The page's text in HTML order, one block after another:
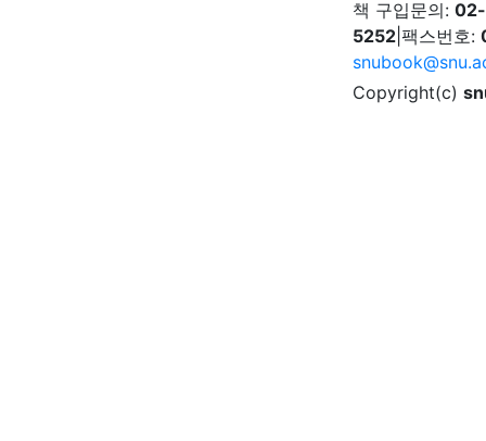
책 구입문의:
5252 팩스번호:
Copyright(c)